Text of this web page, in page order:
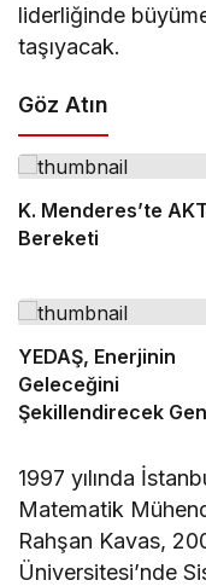
liderliğinde
taşıyacak.
Göz Atın
K. Menderes’te
Bereketi
YEDAŞ, Enerjinin
Geleceğini
Şekillendirecek
1997 yılında
Matematik
Rahşan Kavas,
Üniversitesi’nde